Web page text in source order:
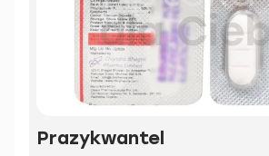
Prazykwantel